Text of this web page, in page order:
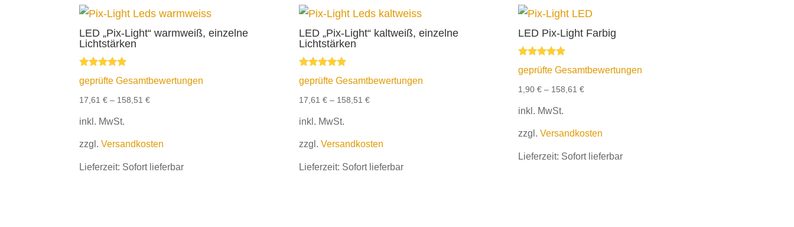
LED „Pix-Light“ warmweiß, einzelne
Lichtstärken
Bewertet mit
5.00
geprüfte Gesamtbewertungen
17,61€ – 158,51€
inkl. MwSt.
zzgl.Versandkosten
Lieferzeit: Sofort lieferbar
LED „Pix-Light“ kaltweiß, einzelne
Lichtstärken
Bewertet mit
5.00
geprüfte Gesamtbewertungen
17,61 €– 158,51 €
inkl. MwSt.
zzgl. Versandkosten
Lieferzeit: Sofort lieferbar
LED Pix-Light Farbig
Bewertet mit
5.00
geprüfte Gesamtbewertungen
1,90€ – 158,61€
inkl. MwSt.
zzgl.Versandkosten
Lieferzeit: Sofort lieferbar